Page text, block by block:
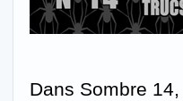
Dans Sombre